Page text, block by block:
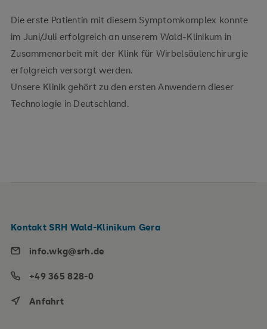
Die erste Patientin mit diesem Symptomkomplex konnte
im Juni/Juli erfolgreich an unserem Wald-Klinikum in
Zusammenarbeit mit der Klink für Wirbelsäulenchirurgie
erfolgreich versorgt werden.
Unsere Klinik gehört zu den ersten Anwendern dieser
Technologie in Deutschland.
Kontakt SRH Wald-Klinikum Gera
info.wkg@srh.de
+49 365 828-0
Anfahrt